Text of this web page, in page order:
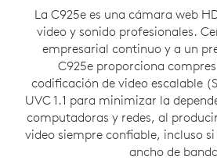
La C925e es una cámara web
video y sonido profesionales.
empresarial continuo y a un
C925e proporciona
codificación de video escalable
UVC 1.1 para minimizar la
computadoras y redes, al
video siempre confiable, incluso
ancho de